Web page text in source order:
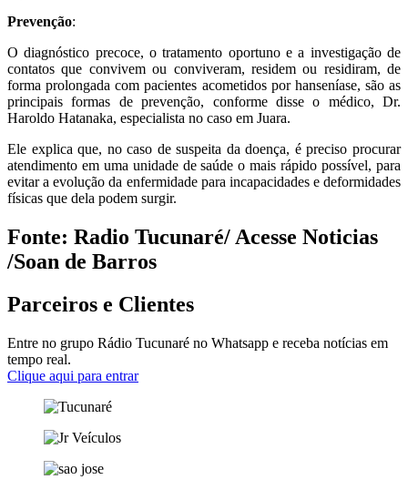
Prevenção:
O diagnóstico precoce, o tratamento oportuno e a investigação de
contatos que convivem ou conviveram, residem ou residiram, de
forma prolongada com pacientes acometidos por hanseníase, são as
principais formas de prevenção, conforme disse o médico, Dr.
Haroldo Hatanaka, especialista no caso em Juara.
Ele explica que, no caso de suspeita da doença, é preciso procurar
atendimento em uma unidade de saúde o mais rápido possível, para
evitar a evolução da enfermidade para incapacidades e deformidades
físicas que dela podem surgir.
Fonte: Radio Tucunaré/ Acesse Noticias
/Soan de Barros
Parceiros e Clientes
Entre no grupo Rádio Tucunaré no Whatsapp e receba notícias em
tempo real.
Clique aqui para entrar